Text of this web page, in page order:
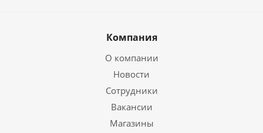
Компания
О компании
Новости
Сотрудники
Вакансии
Магазины